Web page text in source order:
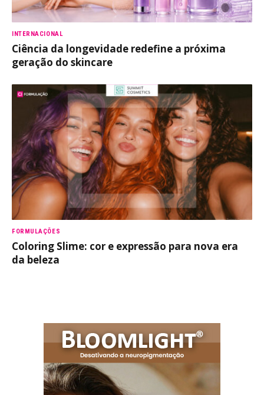
INTERNACIONAL
Ciência da longevidade redefine a próxima
geração do skincare
FORMULAÇÕES
Coloring Slime: cor e expressão para nova era
da beleza